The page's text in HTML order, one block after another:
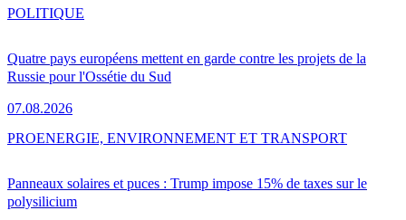
Quatre pays européens mettent en garde contre les projets de la
Russie pour l'Ossétie du Sud
07.08.2026
POLITIQUE
Panneaux solaires et puces : Trump impose 15% de taxes sur le
polysilicium
PROENERGIE, ENVIRONNEMENT ET TRANSPORT